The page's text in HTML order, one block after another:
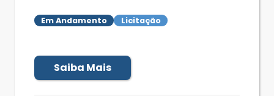
Em Andamento Licitação
Saiba Mais